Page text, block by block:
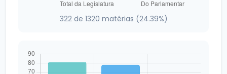
322 de 1320 matérias (24.39%)